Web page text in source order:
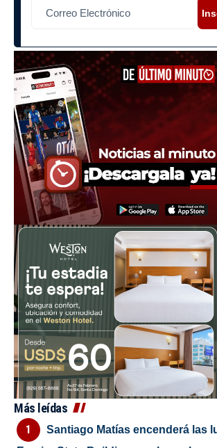
Más leídas
Santiago Matías encenderá las